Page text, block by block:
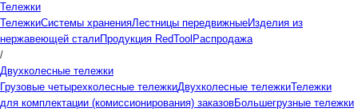
Тележки
ТележкиСистемы храненияЛестницы передвижныеИзделия из
нержавеющей сталиПродукция RedTool Распродажа
/
Двухколесные тележки
Грузовые четырехколесные тележкиДвухколесные тележкиТележки
для комплектации (комиссионирования) заказовБольшегрузные тележки